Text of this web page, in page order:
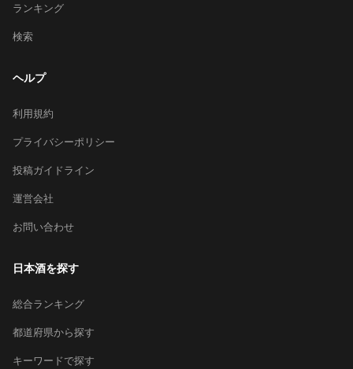
ランキング
検索
ヘルプ
利用規約
プライバシーポリシー
投稿ガイドライン
運営会社
お問い合わせ
日本酒を探す
総合ランキング
都道府県から探す
キーワードで探す